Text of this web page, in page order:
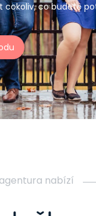
cokoliv, co budete
nabízí